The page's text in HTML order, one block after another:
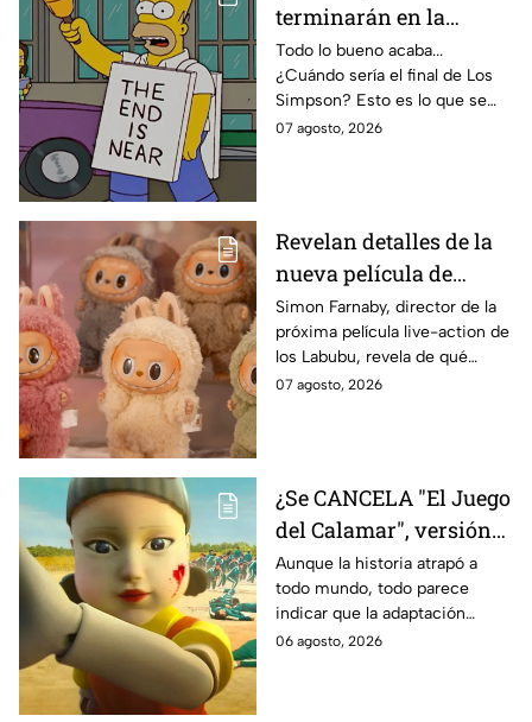
terminarán en la
temporada 40? Actriz
de Bart Simpson da
IMPACTANTE
declaración
Todo lo bueno acaba...
¿Cuándo sería el final de Los
Simpson? Esto es lo que se
sabe:
07 agosto, 2026
Revelan detalles de la
nueva película de
Labubu: de qué tratará
y cuándo se estrena
Simon Farnaby, director de la
próxima película live-action de
los Labubu, revela de qué
tratará la cinta. Aquí te
07 agosto, 2026
¿Se CANCELA "El Juego
del Calamar", versión
Estados Unidos? Esto
es lo que se sabe al
momento
Aunque la historia atrapó a
todo mundo, todo parece
indicar que la adaptación
podría ser cancelada:
06 agosto, 2026